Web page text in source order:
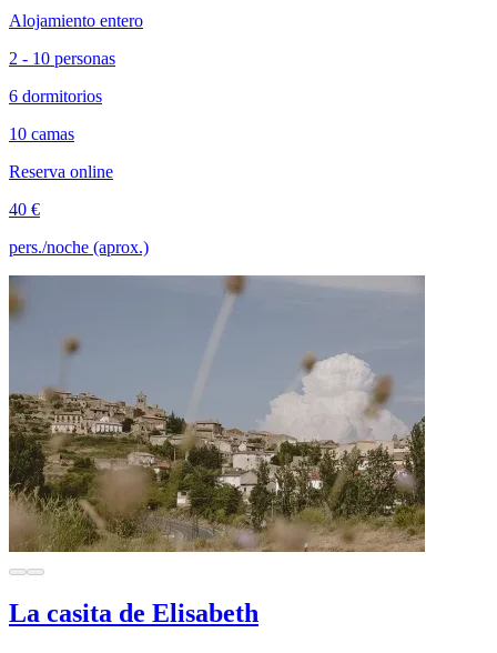
Alojamiento entero
2 - 10 personas
6 dormitorios
10 camas
Reserva online
40 €
pers./noche (aprox.)
La casita de Elisabeth